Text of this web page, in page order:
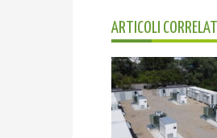
ARTICOLI CORRELATI